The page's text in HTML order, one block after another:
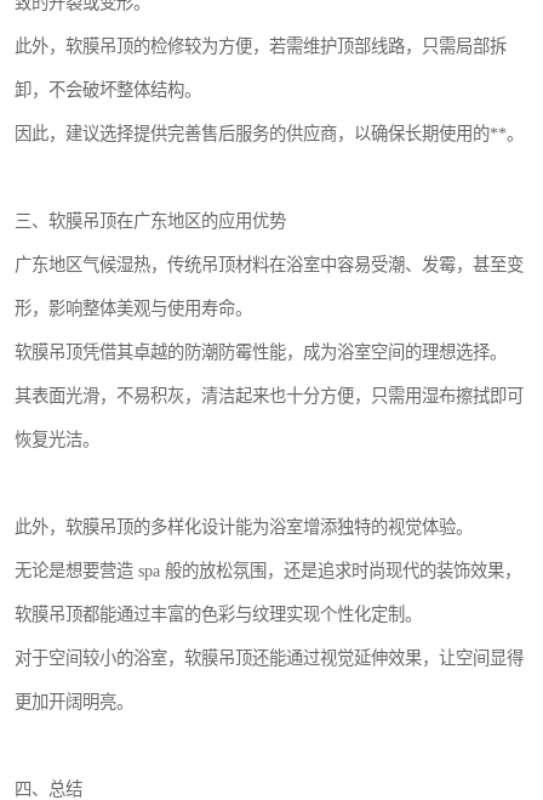
此外，软膜吊顶的检修较为方便，若需维护顶部线路，只需局部拆
卸，不会破坏整体结构。
因此，建议选择提供完善售后服务的供应商，以确保长期使用的**。
三、软膜吊顶在广东地区的应用优势
广东地区气候湿热，传统吊顶材料在浴室中容易受潮、发霉，甚至变
形，影响整体美观与使用寿命。
软膜吊顶凭借其卓越的防潮防霉性能，成为浴室空间的理想选择。
其表面光滑，不易积灰，清洁起来也十分方便，只需用湿布擦拭即可
恢复光洁。
此外，软膜吊顶的多样化设计能为浴室增添独特的视觉体验。
无论是想要营造 spa 般的放松氛围，还是追求时尚现代的装饰效果，
软膜吊顶都能通过丰富的色彩与纹理实现个性化定制。
对于空间较小的浴室，软膜吊顶还能通过视觉延伸效果，让空间显得
更加开阔明亮。
四、总结